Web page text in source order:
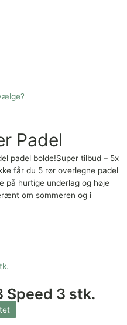
Padel
padel bolde!Super tilbud – 5x
får du 5 rør overlegne padel
på hurtige underlag og høje
om sommeren og i
Speed 3 stk.